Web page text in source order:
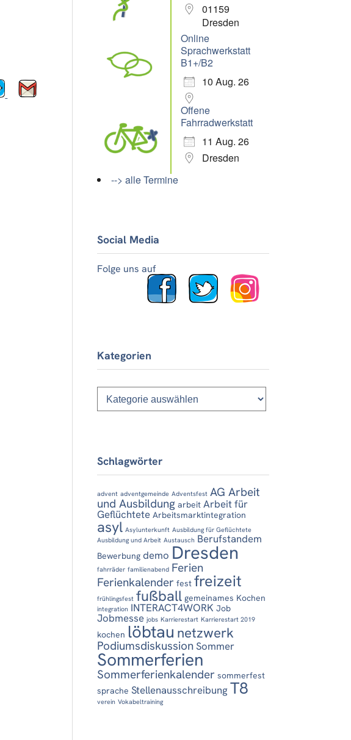
01159
Dresden
Online
Sprachwerkstatt
B1+/B2
10 Aug. 26
Offene
Fahrradwerkstatt
11 Aug. 26
Dresden
--> alle Termine
Social Media
Folge uns auf
Kategorien
Kategorien
Schlagwörter
advent adventgemeinde Adventsfest AG Arbeit
und Ausbildung arbeit Arbeit für
Geflüchtete Arbeitsmarktintegration
asyl Asylunterkunft Ausbildung für Geflüchtete
Ausbildung und Arbeit Austausch Berufstandem
Bewerbung demo Dresden
fahrräder familienabend Ferien
Ferienkalender fest freizeit
frühlingsfest fußball gemeinames Kochen
integration INTERACT4WORK Job
Jobmesse jobs Karrierestart Karrierestart 2019
kochen löbtau netzwerk
PodiumsdiskussionSommer
Sommerferien
Sommerferienkalender sommerfest
sprache Stellenausschreibung T8
verein Vokabeltraining